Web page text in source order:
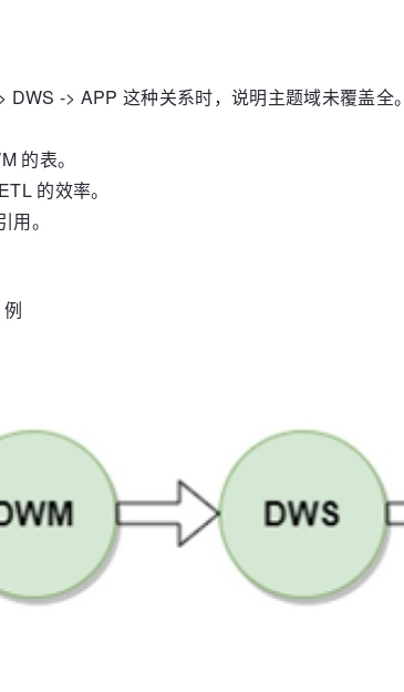
-> APP 这种关系时，说明主题域未覆盖全
的表。
的效率。
。